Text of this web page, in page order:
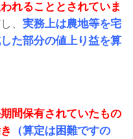
れることとされていま
、 実務上は農地等を宅
た部分の値上り益を算
間保有されていたもの
（算定は困難ですの